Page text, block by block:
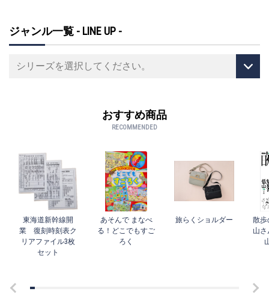
ジャンル一覧 - LINE UP -
おすすめ商品
RECOMMENDED
東海道新幹線開
業 復刻時刻表ク
リアファイル3枚
セット
あそんで まなべ
る！どこでもすご
ろく
旅らくショルダー
散歩
山さ